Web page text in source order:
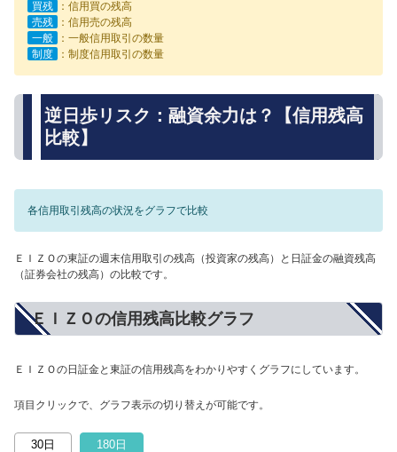
買残
：信用買の残高
売残
：信用売の残高
一般
：一般信用取引の数量
制度
：制度信用取引の数量
逆日歩リスク：融資余力は？【信用残高
比較】
各信用取引残高の状況をグラフで比較
ＥＩＺＯの東証の週末信用取引の残高（投資家の残高）と日証金の融資残高
（証券会社の残高）の比較です。
ＥＩＺＯの信用残高比較グラフ
ＥＩＺＯの日証金と東証の信用残高をわかりやすくグラフにしています。
項目クリックで、グラフ表示の切り替えが可能です。
30日 180日